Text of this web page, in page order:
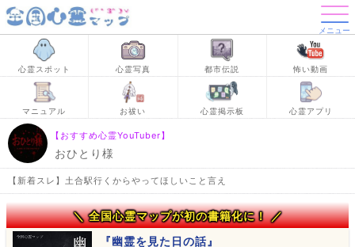
メニュー
心霊スポット 心霊写真 都市伝説 怖い動画
マニュアル お祓い 心霊掲示板 心霊アプリ
【おすすめ心霊YouTuber】
おひとり様
【新着スレ】土合駅行くからやってほしいこと言え
＼ 全国心霊マップが初の書籍化に！ ／
『幽霊を見た日の話』